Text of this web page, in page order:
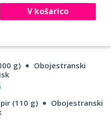
V košarico
g)
Obojestranski
(110 g)
Obojestranski